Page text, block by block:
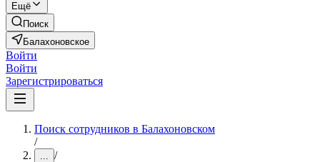
Ещё
Поиск
Балахоновское
Войти
Войти
Зарегистрироваться
Поиск сотрудников в Балахоновском
/
... /